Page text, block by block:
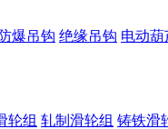
防爆吊钩 绝缘吊钩 电动
轮组 轧制滑轮组 铸铁滑